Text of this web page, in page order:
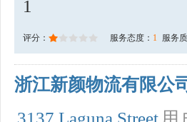
1
评分： 服务态度： 1 服务
浙江新颜物流有限公
3137 Laguna Street 用